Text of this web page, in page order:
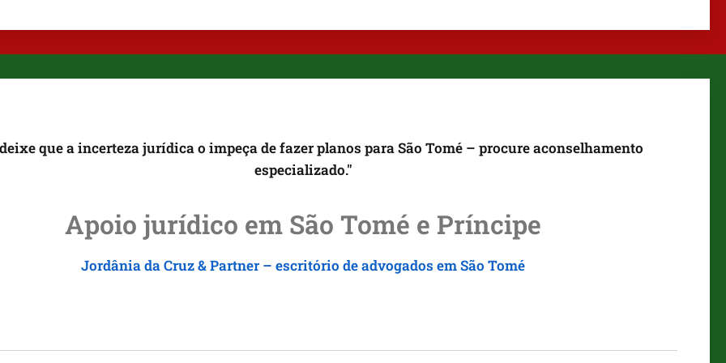
que a incerteza jurídica o impeça de fazer planos para São Tomé – procure aconselhamento
especializado."
Apoio jurídico em São Tomé e Príncipe
Jordâniada Cruz & Partner – escritório de advogados em São Tomé